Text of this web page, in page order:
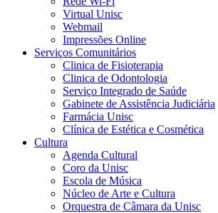
Virtual Unisc
Webmail
Impressões Online
Serviços Comunitários
Clinica de Fisioterapia
Clinica de Odontologia
Serviço Integrado de Saúde
Gabinete de Assistência Judiciária
Farmácia Unisc
Clínica de Estética e Cosmética
Cultura
Agenda Cultural
Coro da Unisc
Escola de Música
Núcleo de Arte e Cultura
Orquestra de Câmara da Unisc